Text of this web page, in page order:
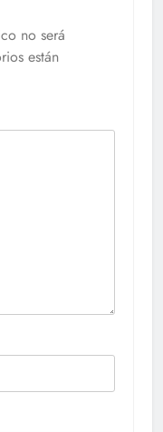
no será
están